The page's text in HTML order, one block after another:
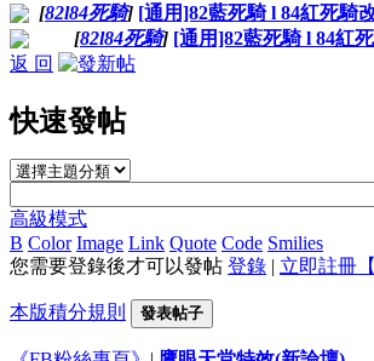
[82l84死騎] [通用]82藍死騎 l 84紅死騎
[82l84死騎] [通用]82藍死騎 l 84紅
返 回
快速發帖
高級模式
B Color Image Link Quote Code Smilies
您需要登錄後才可以發帖 登錄 | 立即註冊
本版積分規則 發表帖子